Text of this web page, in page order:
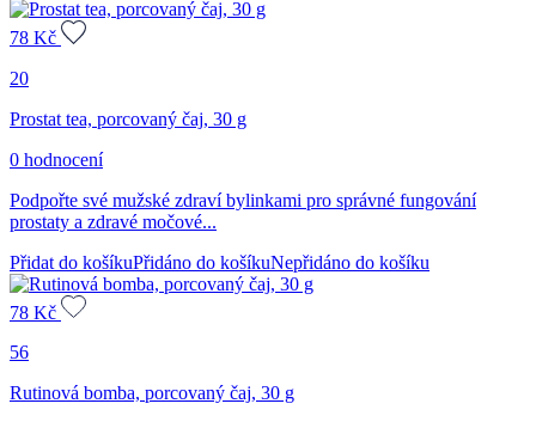
78 Kč
20
Prostat tea, porcovaný čaj, 30 g
0 hodnocení
Podpořte své mužské zdraví bylinkami pro správné fungování
prostaty a zdravé močové...
Přidat do košíkuPřidáno do košíkuNepřidáno do košíku
78 Kč
56
Rutinová bomba, porcovaný čaj, 30 g